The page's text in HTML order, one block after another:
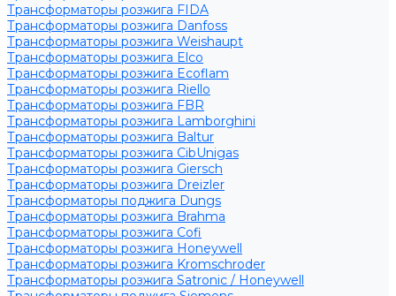
Трансформаторы розжига FIDA
Трансформаторы розжига Danfoss
Трансформаторы розжига Weishaupt
Трансформаторы розжига Elco
Трансформаторы розжига Ecoflam
Трансформаторы розжига Riello
Трансформаторы розжига FBR
Трансформаторы розжига Lamborghini
Трансформаторы розжига Baltur
Трансформаторы розжига CibUnigas
Трансформаторы розжига Giersch
Трансформаторы розжига Dreizler
Трансформаторы поджига Dungs
Трансформаторы розжига Brahma
Трансформаторы розжига Cofi
Трансформаторы розжига Honeywell
Трансформаторы розжига Kromschroder
Трансформаторы розжига Satronic / Honeywell